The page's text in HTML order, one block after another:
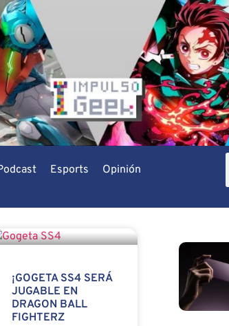
Esports Opinión
¡GOGETA SS4 SERÁ
JUGABLE EN
DRAGON BALL
FIGHTERZ